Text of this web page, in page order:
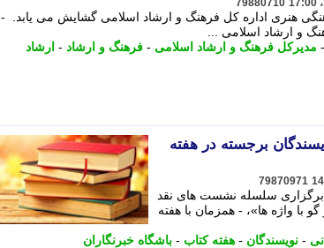
79880710
فردا شنبه 24 آبان در مجتمع فرهنگی هنری اداره کل فرهنگ و ارشاد اسلامی گشایش می یابد. -
و ارشاد اسلامی ...
- مدیرکل فرهنگ و ارشاد اسلامی - فرهنگ و ارشاد - ارشاد
برجسته در هفته
79870971
برگزاری سلسله نشست های نقد
با واژه ها»، - همزمان با هفته
- نویسندگان - هفته کتاب - باشگاه خبرنگاران